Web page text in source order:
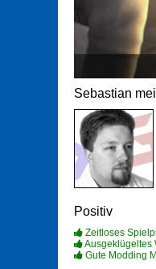
Sebastian
Positiv
Zeitloses
Ausgeklügeltes
Gute Modding